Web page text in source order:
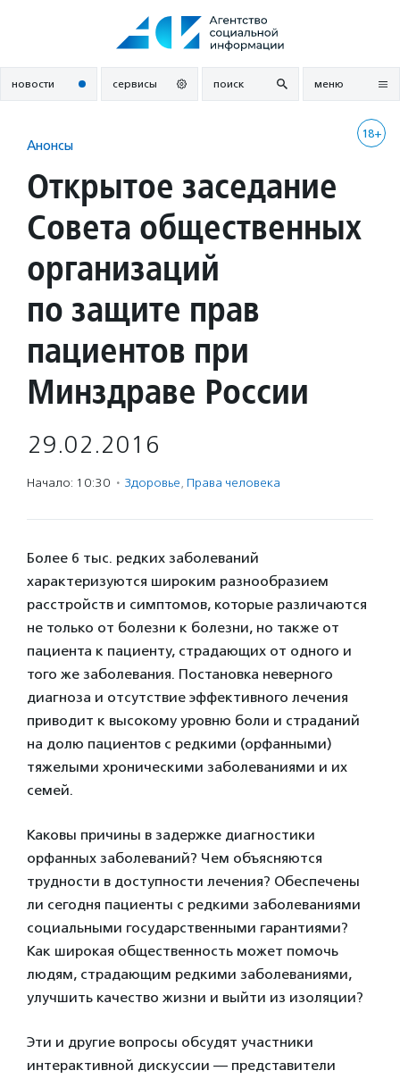
новости сервисы поиск меню
18+
Анонсы
Открытое заседание
Совета общественных
организаций
по защите прав
пациентов при
Минздраве России
29.02.2016
Начало: 10:30 · Здоровье, Права человека
Более 6 тыс. редких заболеваний
характеризуются широким разнообразием
расстройств и симптомов, которые различаются
не только от болезни к болезни, но также от
пациента к пациенту, страдающих от одного и
того же заболевания. Постановка неверного
диагноза и отсутствие эффективного лечения
приводит к высокому уровню боли и страданий
на долю пациентов с редкими (орфанными)
тяжелыми хроническими заболеваниями и их
семей.
Каковы причины в задержке диагностики
орфанных заболеваний? Чем объясняются
трудности в доступности лечения? Обеспечены
ли сегодня пациенты с редкими заболеваниями
социальными государственными гарантиями?
Как широкая общественность может помочь
людям, страдающим редкими заболеваниями,
улучшить качество жизни и выйти из изоляции?
Эти и другие вопросы обсудят участники
интерактивной дискуссии — представители